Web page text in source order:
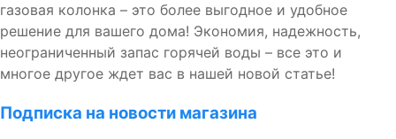
газовая колонка – это более выгодное и удобное
решение для вашего дома! Экономия, надежность,
неограниченный запас горячей воды – все это и
многое другое ждет вас в нашей новой статье!
Подписка на новости магазина